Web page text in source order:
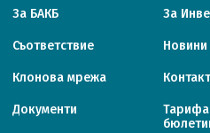
За БАКБ За
Съответствие Новини
Клонова мрежа
Документи
Тарифa